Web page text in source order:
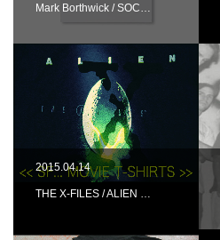
Mark Borthwick / SOC…
2015.04.14
THE X-FILES / ALIEN …